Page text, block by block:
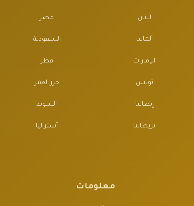
لبنان مصر
ألمانيا السعودية
الإمارات قطر
تونس جزر القمر
إيطاليا السويد
بريطانيا أستراليا
معلومات